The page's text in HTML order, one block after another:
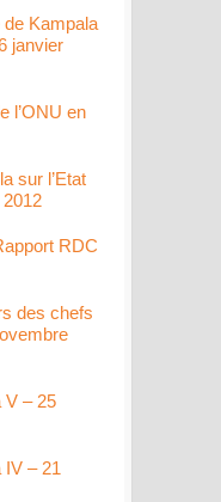
de Kampala
janvier
l’ONU en
sur l’Etat
2012
RDC
des chefs
V – 25
IV – 21